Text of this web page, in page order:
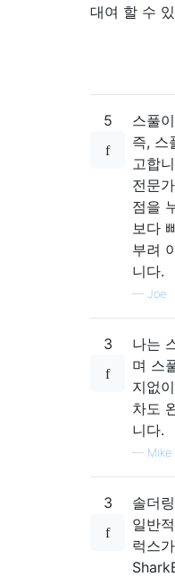
대여 할 수
5
스풀
즉, 스
고합
전문
점을
보다
부려
니다.
— Joe
3
나는
며 스
지없
차도
니다.
— Mike
3
솔더
일반
럭스